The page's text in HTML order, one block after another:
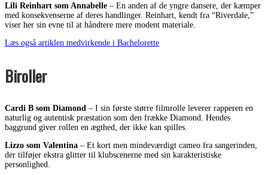
Lili Reinhart som Annabelle – En anden af de yngre dansere, der kæmper
med konsekvenserne af deres handlinger. Reinhart, kendt fra “Riverdale,”
viser her sin evne til at håndtere mere modent materiale.
Læs også artiklen medvirkende i Bachelorette
Biroller
Cardi B som Diamond – I sin første større filmrolle leverer rapperen en
naturlig og autentisk præstation som den frække Diamond. Hendes
baggrund giver rollen en ægthed, der ikke kan spilles.
Lizzo som Valentina – Et kort men mindeværdigt cameo fra sangerinden,
der tilføjer ekstra glitter til klubscenerne med sin karakteristiske
personlighed.